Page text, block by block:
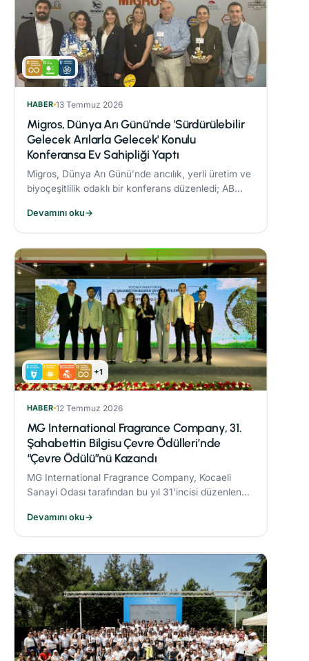
HABER 13 Temmuz 2026
Migros, Dünya Arı Günü'nde 'Sürdürülebilir
Gelecek Arılarla Gelecek' Konulu
Konferansa Ev Sahipliği Yaptı
Migros, Dünya Arı Günü’nde arıcılık, yerli üretim ve
biyoçeşitlilik odaklı bir konferans düzenledi; AB
çevre dostu üretim konuları ele alındı.
Devamını oku→
+1
HABER 12 Temmuz 2026
MG International Fragrance Company, 31.
Şahabettin Bilgisu Çevre Ödülleri’nde
“Çevre Ödülü”nü Kazandı
MG International Fragrance Company, Kocaeli
Sanayi Odası tarafından bu yıl 31’incisi düzenlenen
büyük ölçekli işletme kategorisinde "Çevre
Ödülü"nün sahibi oldu.
Devamını oku→